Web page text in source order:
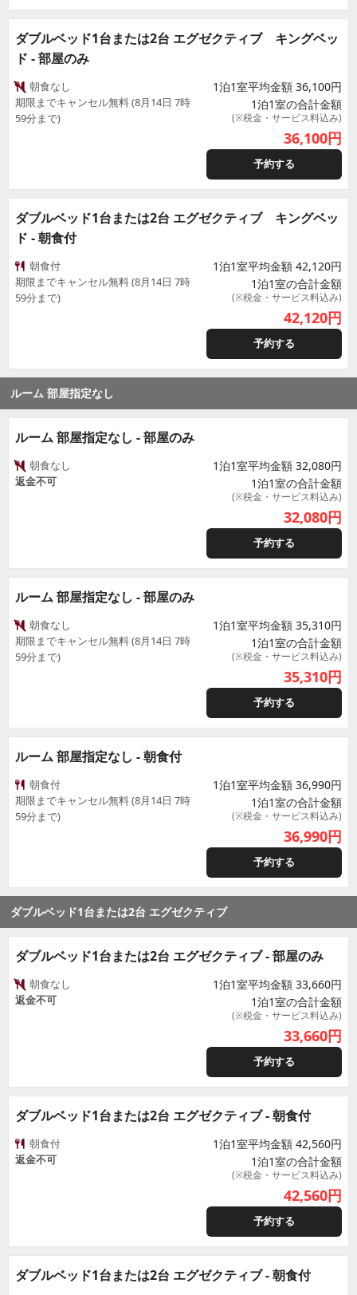
ダブルベッド1台または2台 エグゼクティブ キングベッ
ド - 部屋のみ
朝食なし
期限までキャンセル無料 (8月14日 7時
59分まで)
1泊1室平均金額 36,100円
1泊1室の合計金額
(※税金・サービス料込み)
36,100円
予約する
ダブルベッド1台または2台 エグゼクティブ キングベッ
ド - 朝食付
朝食付
期限までキャンセル無料 (8月14日 7時
59分まで)
1泊1室平均金額 42,120円
1泊1室の合計金額
(※税金・サービス料込み)
42,120円
予約する
ルーム 部屋指定なし
ルーム 部屋指定なし - 部屋のみ
朝食なし
返金不可
1泊1室平均金額 32,080円
1泊1室の合計金額
(※税金・サービス料込み)
32,080円
予約する
ルーム 部屋指定なし - 部屋のみ
朝食なし
期限までキャンセル無料 (8月14日 7時
59分まで)
1泊1室平均金額 35,310円
1泊1室の合計金額
(※税金・サービス料込み)
35,310円
予約する
ルーム 部屋指定なし - 朝食付
朝食付
期限までキャンセル無料 (8月14日 7時
59分まで)
1泊1室平均金額 36,990円
1泊1室の合計金額
(※税金・サービス料込み)
36,990円
予約する
ダブルベッド1台または2台 エグゼクティブ
ダブルベッド1台または2台 エグゼクティブ - 部屋のみ
朝食なし
返金不可
1泊1室平均金額 33,660円
1泊1室の合計金額
(※税金・サービス料込み)
33,660円
予約する
ダブルベッド1台または2台 エグゼクティブ - 朝食付
朝食付
返金不可
1泊1室平均金額 42,560円
1泊1室の合計金額
(※税金・サービス料込み)
42,560円
予約する
ダブルベッド1台または2台 エグゼクティブ - 朝食付